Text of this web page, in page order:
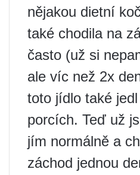
nějakou dietní
také chodila na
často (už si
ale víc než 2x
toto jídlo také
porcích. Teď už
jím normálně a
záchod jednou